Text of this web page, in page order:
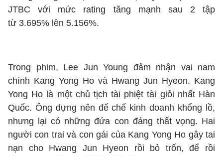
JTBC với mức rating tăng mạnh sau 2 tập
từ 3.695% lên 5.156%.
Trong phim, Lee Jun Young đảm nhận vai nam
chính Kang Yong Ho và Hwang Jun Hyeon. Kang
Yong Ho là một chủ tịch tài phiệt tài giỏi nhất Hàn
Quốc. Ông dựng nên đế chế kinh doanh khổng lồ,
nhưng lại có những đứa con đáng thất vọng. Hai
người con trai và con gái của Kang Yong Ho gây tai
nạn cho Hwang Jun Hyeon rồi bỏ trốn, để rồi